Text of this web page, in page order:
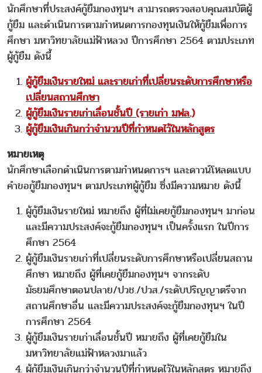
นักศึกษาที่ประสงค์กู้ยืมกองทุนฯ สามารถตรวจสอบคุณสมบัติผู้
กู้ยืม และดำเนินการตามกำหนดการกองทุนเงินให้กู้ยืมเพื่อการ
ศึกษา มหาวิทยาลัยแม่ฟ้าหลวง ปีการศึกษา 2564 ตามประเภท
ผู้กู้ยืม ดังนี้
ผู้กู้ยืมเงินรายใหม่ และรายเก่าที่เปลี่ยนระดับการศึกษาหรือ
เปลี่ยนสถานศึกษา
ผู้กู้ยืมเงินรายเก่าเลื่อนชั้นปี (รายเก่า มฟล.)
ผู้กู้ยืมเงินเกินกว่าจำนวนปีที่กำหนดไว้ในหลักสูตร
หมายเหตุ
นักศึกษาเลือกดำเนินการตามกำหนดการฯ และดาวน์โหลดแบบ
คำขอกู้ยืมกองทุนฯ ตามประเภทผู้กู้ยืม ซึ่งมีความหมาย ดังนี้
ผู้กู้ยืมเงินรายใหม่ หมายถึง ผู้ที่ไม่เคยกู้ยืมกองทุนฯ มาก่อน
และมีความประสงค์จะกู้ยืมกองทุนฯ เป็นครั้งแรก ในปีการ
ศึกษา 2564
ผู้กู้ยืมเงินรายเก่าที่เปลี่ยนระดับการศึกษาหรือเปลี่ยนสถาน
ศึกษา หมายถึง ผู้ที่เคยกู้ยืมกองทุนฯ จากระดับ
มัธยมศึกษาตอนปลาย/ปวช./ปวส./ระดับปริญญาตรีจาก
สถานศึกษาอื่น และมีความประสงค์จะกู้ยืมกองทุนฯ ในปี
การศึกษา 2564
ผู้กู้ยืมเงินรายเก่าเลื่อนชั้นปี หมายถึง ผู้ที่เคยกู้ยืมใน
มหาวิทยาลัยแม่ฟ้าหลวงมาแล้ว
ผู้กู้ยืมเงินเกินกว่าจำนวนปีที่กำหนดไว้ในหลักสูตร หมายถึง